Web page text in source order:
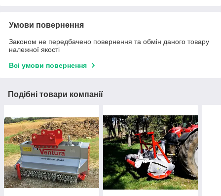
Умови повернення
Законом не передбачено повернення та обмін даного товару
належної якості
Всі умови повернення
Подібні товари компанії